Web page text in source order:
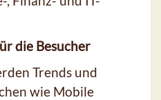
die Besucher
Trends und
wie Mobile